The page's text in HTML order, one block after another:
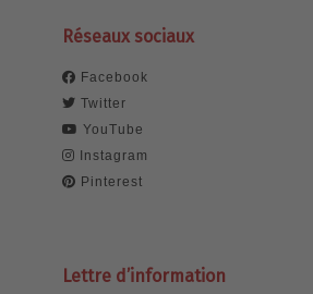
Réseaux sociaux
Facebook
Twitter
YouTube
Instagram
Pinterest
Lettre d’information